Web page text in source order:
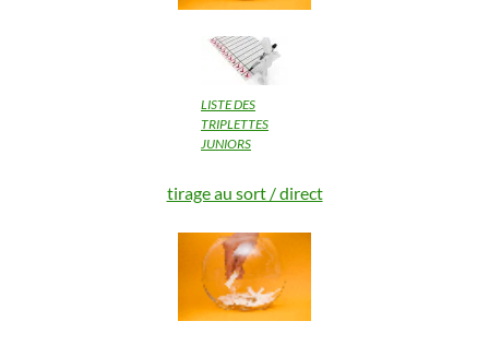
LISTE DES
TRIPLETTES
JUNIORS
tirage au sort / direct